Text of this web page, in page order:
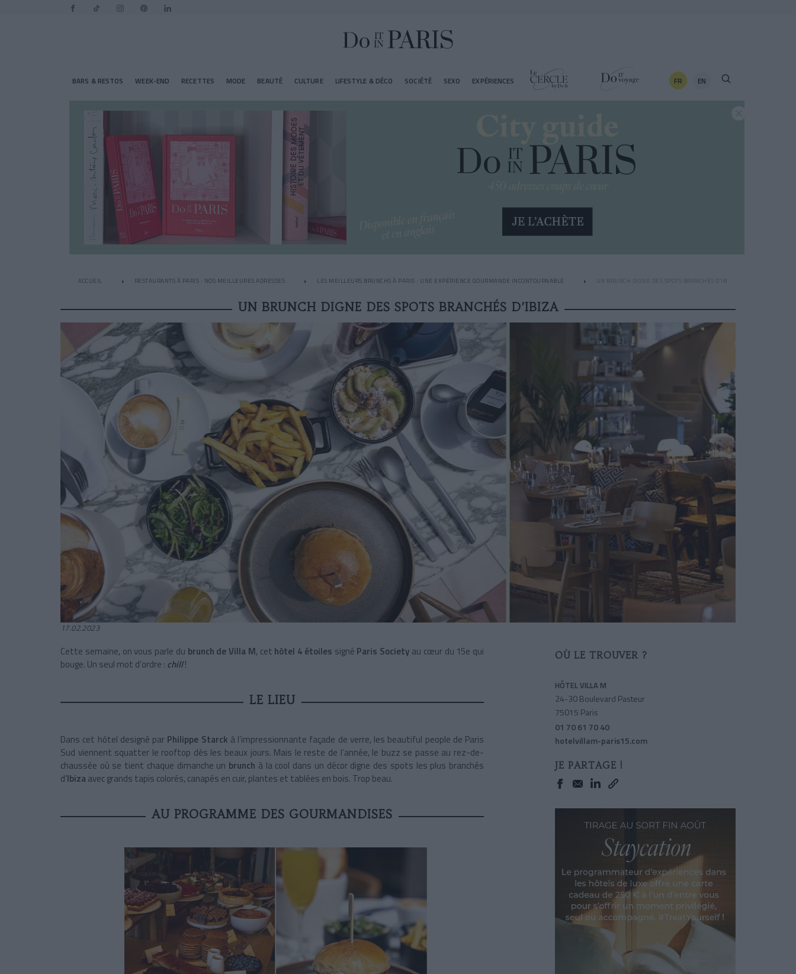
BARS & RESTOS WEEK-END RECETTES MODE BEAUTÉ CULTURE LIFESTYLE & DÉCO SOCIÉTÉ SEXO EXPÉRIENCES FR EN
ACCUEIL RESTAURANTS À PARIS : NOS MEILLEURES ADRESSES LES MEILLEURS BRUNCHS À PARIS : UNE EXPÉRIENCE GOURMANDE INCONTOURNABLE UN BRUNCH DIGNE DES SPOTS BRANCHÉS D’IBIZA
UN BRUNCH DIGNE DES SPOTS BRANCHÉS D’IBIZA
17.02.2023
Cette semaine, on vous parle du brunch de Villa M, cet hôtel 4 étoiles signé Paris Society au cœur du 15e qui
bouge. Un seul mot d’ordre : chill!
LE LIEU
Dans cet hôtel designé par Philippe Starck à l’impressionnante façade de verre, les beautiful people de Paris
Sud viennent squatter le rooftop dès les beaux jours. Mais le reste de l’année, le buzz se passe au rez-de-
chaussée où se tient chaque dimanche un brunch à la cool dans un décor digne des spots les plus branchés
d’Ibizaavec grands tapis colorés, canapés en cuir, plantes et tablées en bois. Trop beau.
AU PROGRAMME DES GOURMANDISES
OÙ LE TROUVER ?
HÔTEL VILLA M
24-30 Boulevard Pasteur
75015 Paris
01 70 61 70 40
hotelvillam-paris15.com
JE PARTAGE !